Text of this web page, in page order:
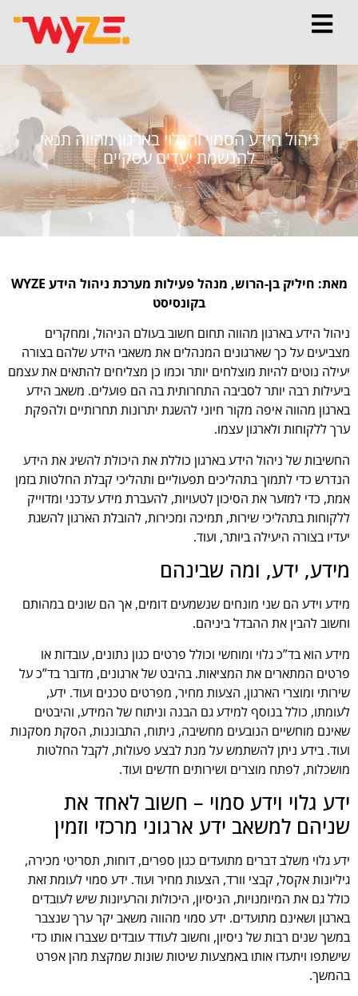
ניהול הידע הסמוי והגלוי בארגון מהווה תנאי
להגשמת יעדים עסקיים
מאת: חיליק בן-הרוש, מנהל פעילות מערכת ניהול הידע WYZE
בקונסיסט
ניהול הידע בארגון מהווה תחום חשוב בעולם הניהול, ומחקרים
מצביעים על כך שארגונים המנהלים את משאבי הידע שלהם בצורה
יעילה נוטים להיות מוצלחים יותר וכמו כן מצליחים להתאים את עצמם
ביעילות רבה יותר לסביבה התחרותית בה הם פועלים. משאב הידע
בארגון מהווה איפה מקור חיוני להשגת יתרונות תחרותיים ולהפקת
ערך ללקוחות ולארגון עצמו.
החשיבות של ניהול הידע בארגון כוללת את היכולת להשיג את הידע
הנדרש כדי לתמוך בתהליכים תפעוליים ותהליכי קבלת החלטות בזמן
אמת, כדי למזער את הסיכון לטעויות, להעברת מידע עדכני ומדוייק
ללקוחות בתהליכי שירות, תמיכה ומכירות, להובלת הארגון להשגת
יעדיו בצורה היעילה ביותר, ועוד.
מידע, ידע, ומה שבינהם
מידע וידע הם שני מונחים שנשמעים דומים, אך הם שונים במהותם
וחשוב להבין את ההבדל ביניהם.
מידע הוא בד”כ גלוי ומוחשי וכולל פרטים כגון נתונים, עובדות או
פרטים המתארים את המציאות. בהיבט של ארגונים, מדובר בד”כ על
שירותי ומוצרי הארגון, הצעות מחיר, מפרטים טכנים ועוד. ידע,
לעומתו, כולל בנוסף למידע גם הבנה וניתוח של המידע, והיבטים
שאינם מוחשיים הנובעים מחשיבה, ניתוח, התבוננות, הסקת מסקנות
ועוד. בידע ניתן להשתמש על מנת לבצע פעולות, לקבל החלטות
מושכלות, לפתח מוצרים ושירותים חדשים ועוד.
ידע גלוי וידע סמוי – חשוב לאחד את
שניהם למשאב ידע ארגוני מרכזי וזמין
ידע גלוי משלב דברים מתועדים כגון ספרים, דוחות, תסריטי מכירה,
גיליונות אקסל, קבצי וורד, הצעות מחיר ועוד. ידע סמוי לעומת זאת
כולל גם את המיומנויות, הניסיון, היכולות והרעיונות שיש לעובדים
בארגון ושאינם מתועדים. ידע סמוי מהווה משאב יקר ערך שנצבר
במשך שנים רבות של ניסיון, וחשוב לעודד עובדים שצברו אותו כדי
שישתפו ויתעדו אותו באמצעות שיטות שונות שמקצת מהן אפרט
בהמשך.